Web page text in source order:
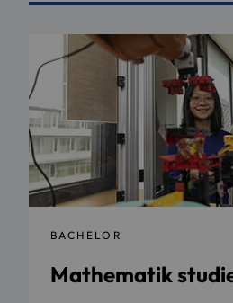
BACHELOR
Mathematik